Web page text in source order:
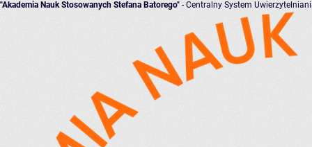
"Akademia Nauk Stosowanych Stefana Batorego" - Centralny System